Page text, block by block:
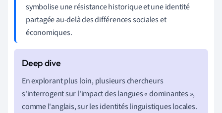
symbolise une résistance historique et une identité
partagée au-delà des différences sociales et
économiques.
En explorant plus loin, plusieurs chercheurs
s'interrogent sur l'impact des langues « dominantes »,
comme l'anglais, sur les identités linguistiques locales.